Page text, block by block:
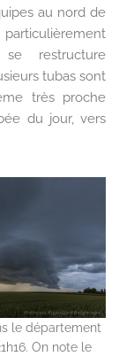
au nord de
restructure
tubas sont
très proche
du jour, vers
le département
On note le